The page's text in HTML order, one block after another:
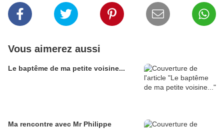
Vous aimerez aussi
Le baptême de ma petite voisine...
Ma rencontre avec Mr Philippe